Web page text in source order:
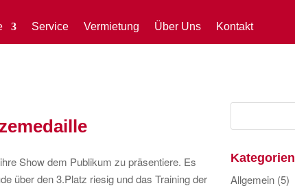
Service Vermietung Über Uns Kontakt
Show dem Publikum zu präsentiere. Es
über den 3.Platz riesig und das Training der
Kategorien
Allgemein(5)